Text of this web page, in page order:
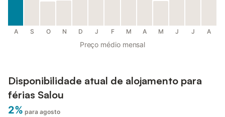
A S O N D J F M A M J J A
Preço médio mensal
Disponibilidade atual de alojamento para
férias Salou
2% para agosto